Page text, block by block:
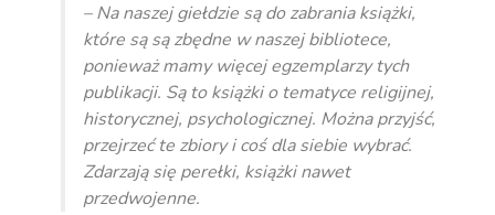
– Na naszej giełdzie są do zabrania książki,
które są są zbędne w naszej bibliotece,
ponieważ mamy więcej egzemplarzy tych
publikacji. Są to książki o tematyce religijnej,
historycznej, psychologicznej. Można przyjść,
przejrzeć te zbiory i coś dla siebie wybrać.
Zdarzają się perełki, książki nawet
przedwojenne.